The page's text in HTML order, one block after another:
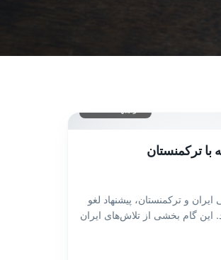
با ترکمنستان
و ترکمنستان، پیشنهاد لغو
این گام بخشی از تلاش‌های ایران